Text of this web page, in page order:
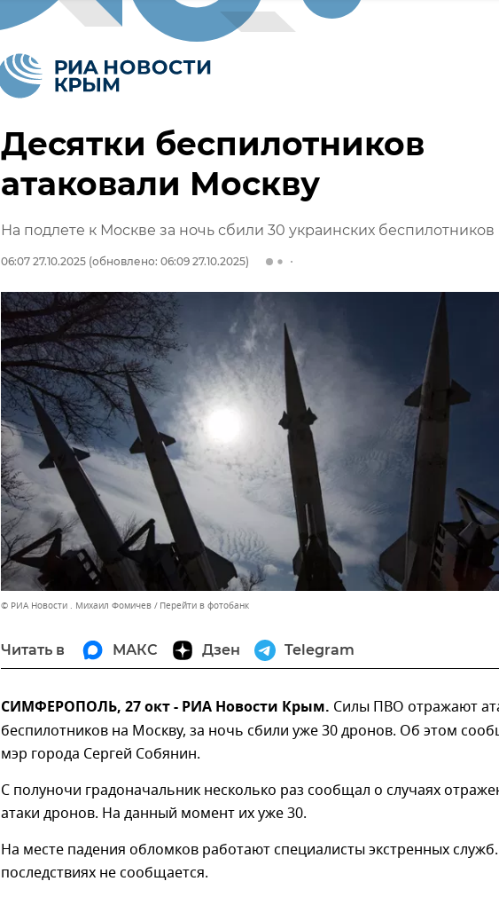
Десятки беспилотников
атаковали Москву
На подлете к Москве за ночь сбили 30 украинских беспилотников
06:07 27.10.2025 (обновлено: 06:09 27.10.2025)
© РИА Новости . Михаил Фомичев Перейти в фотобанк
Читать в МАКС Дзен Telegram
СИМФЕРОПОЛЬ, 27 окт - РИА Новости Крым. Силы ПВО отражают
беспилотников на Москву, за ночь сбили уже 30 дронов. Об этом
мэр города Сергей Собянин.
С полуночи градоначальник несколько раз сообщал о случаях
атаки дронов. На данный момент их уже 30.
На месте падения обломков работают специалисты экстренных
последствиях не сообщается.